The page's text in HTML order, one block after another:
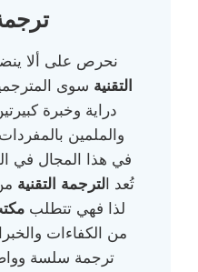
نحرص على ألا
التقنية سوى
دراية وخبرة
والملمين
في هذا المجال في
تُعد ا لترجمة التقنية
لذا فهي تتطلب
من الكفاءات
ترجمة سلسة